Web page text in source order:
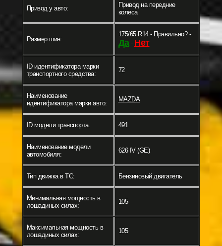
Привод у авто:
Привод на передние
колеса
Размер шин:
175/65 R14 - Правильно? -
Да- Нет
ID идентификатора марки
транспортного средства:
72
Наименование
идентификатора марки авто:
MAZDA
ID модели транспорта: 491
Наименование модели
автомобиля:
626 IV (GE)
Тип движка в ТС: Бензиновый двигатель
Минимальная мощность в
лошадиных силах:
105
Максимальная мощность в
лошадиных силах:
105